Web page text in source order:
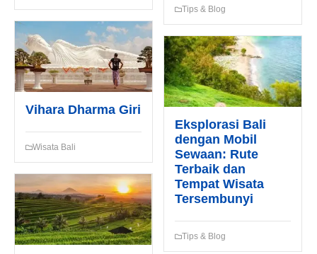
Tips & Blog
Vihara Dharma Giri
Wisata Bali
Eksplorasi Bali
dengan Mobil
Sewaan: Rute
Terbaik dan
Tempat Wisata
Tersembunyi
Tips & Blog